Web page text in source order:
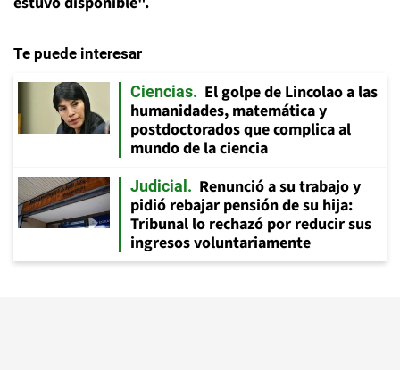
Te puede interesar
Ciencias
El golpe de Lincolao a las
humanidades, matemática y
postdoctorados que complica al
mundo de la ciencia
Judicial
Renunció a su trabajo y
pidió rebajar pensión de su hija:
Tribunal lo rechazó por reducir sus
ingresos voluntariamente